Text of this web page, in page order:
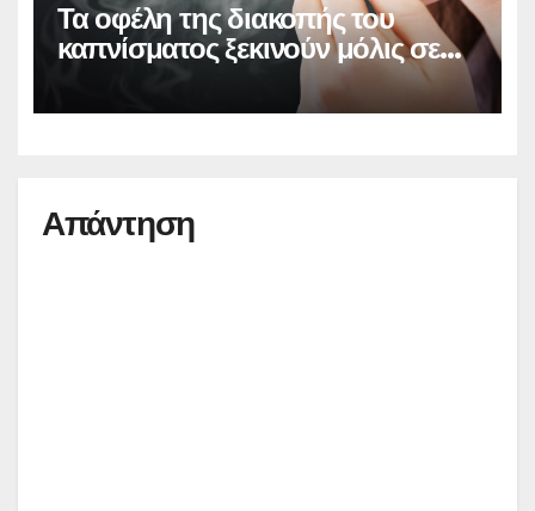
Τα οφέλη της διακοπής του
καπνίσματος ξεκινούν μόλις σε
20 λεπτά
Απάντηση